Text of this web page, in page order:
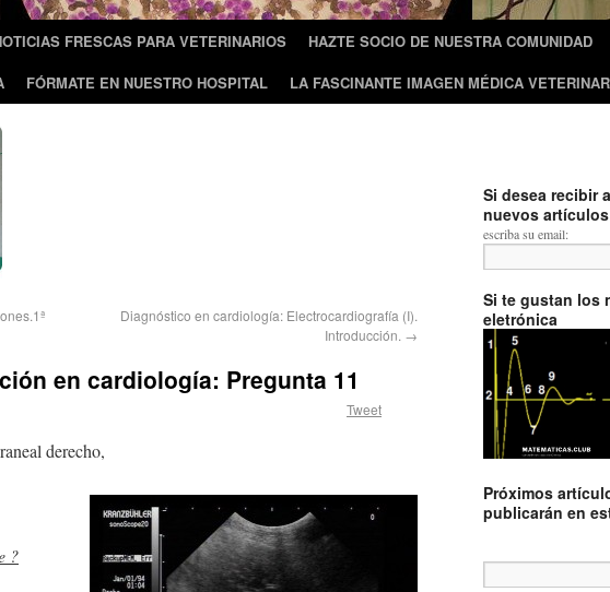
FRESCAS PARA VETERINARIOS
HAZTE SOCIO DE NUESTRA COMUNIDAD
FÓRMATE EN NUESTRO HOSPITAL LA FASCINANTE IMAGEN MÉDICA
Diagnóstico en cardiología: Electrocardiografía (I).
Introducción. →
en cardiología: Pregunta 11
Tweet
derecho,
?
Si desea recibir
nuevos artículos
escriba su email:
Si te gustan los
eletrónica
Próximos
publicarán en